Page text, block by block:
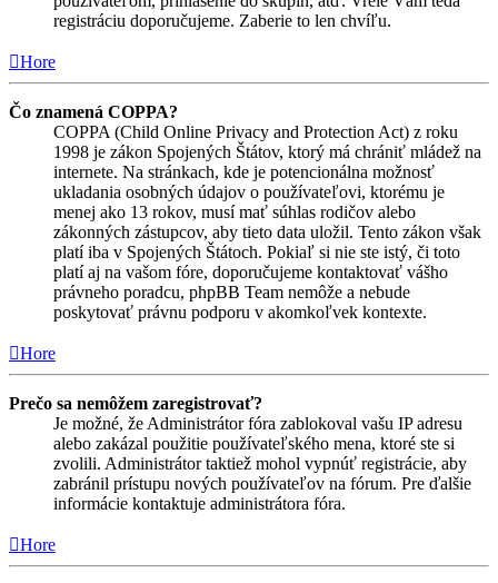
registráciu doporučujeme. Zaberie to len chvíľu.
Hore
Čo znamená COPPA?
COPPA (Child Online Privacy and Protection Act) z roku
1998 je zákon Spojených Štátov, ktorý má chrániť mládež na
internete. Na stránkach, kde je potencionálna možnosť
ukladania osobných údajov o používateľovi, ktorému je
menej ako 13 rokov, musí mať súhlas rodičov alebo
zákonných zástupcov, aby tieto data uložil. Tento zákon však
platí iba v Spojených Štátoch. Pokiaľ si nie ste istý, či toto
platí aj na vašom fóre, doporučujeme kontaktovať vášho
právneho poradcu, phpBB Team nemôže a nebude
poskytovať právnu podporu v akomkoľvek kontexte.
Hore
Prečo sa nemôžem zaregistrovať?
Je možné, že Administrátor fóra zablokoval vašu IP adresu
alebo zakázal použitie používateľského mena, ktoré ste si
zvolili. Administrátor taktiež mohol vypnúť registrácie, aby
zabránil prístupu nových používateľov na fórum. Pre ďalšie
informácie kontaktuje administrátora fóra.
Hore